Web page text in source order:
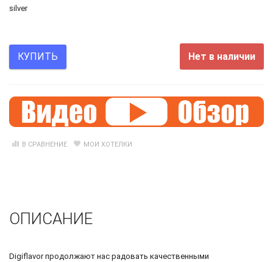
silver
КУПИТЬ Нет в наличии
В СРАВНЕНИЕ МОИ ХОТЕЛКИ
ОПИСАНИЕ
Digiflavor продолжают нас радовать качественными